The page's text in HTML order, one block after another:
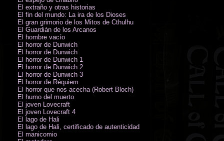
El extraño y otras historias
El fin del mundo: La ira de los Dioses
El gran grimorio de los Mitos de Cthulhu
El Guardián de los Arcanos
El hombre vacío
El horror de Dunwich
El horror de Dunwich
El horror de Dunwich 1
El horror de Dunwich 2
El horror de Dunwich 3
El horror de Réquiem
El horror que nos acecha (Robert Bloch)
El humo del muerto
El joven Lovecraft
El joven Lovecraft 4
El lago de Hali
El lago de Hali, certificado de autenticidad
El manicomio